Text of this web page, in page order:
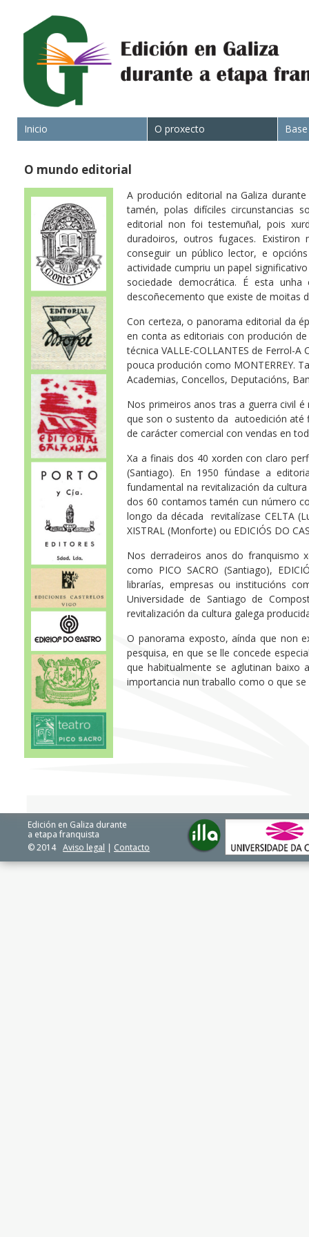
Inicio O proxecto
O mundo editorial
A produción editorial na Galiza
tamén, polas difíciles circunstancias
editorial non foi testemuñal, pois
duradoiros, outros fugaces.
conseguir un público lector, e
actividade cumpriu un papel
sociedade democrática. É esta
descoñecemento que existe de moitas
Con certeza, o panorama editorial da
en conta as editoriais con produción
técnica VALLE-COLLANTES de Ferrol-
pouca produción como MONTERREY.
Academias, Concellos, Deputacións,
Nos primeiros anos tras a guerra civil
que son o sustento da autoedición até
de carácter comercial con vendas en
Xa a finais dos 40 xorden con claro
(Santiago). En 1950 fúndase a
fundamental na revitalización da
dos 60 contamos tamén cun número
longo da década revitalízase CELTA
XISTRAL (Monforte) ou EDICIÓS DO
Nos derradeiros anos do franquismo
como PICO SACRO (Santiago),
librarías, empresas ou institucións
Universidade de Santiago de
revitalización da cultura galega
O panorama exposto, aínda que non
pesquisa, en que se lle concede
que habitualmente se aglutinan baixo
importancia nun traballo como o que
Edición en Galiza durante
a etapa franquista
© 2014 Aviso legal | Contacto